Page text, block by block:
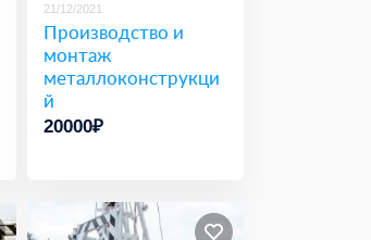
21/12/2021
Производство и
монтаж
металлоконструкци
й
20000₽